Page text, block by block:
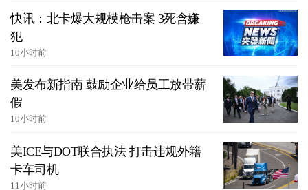
快讯：北卡爆大规模枪击案 3死含嫌
犯
10小时前
美发布新指南 鼓励企业给员工放带薪
假
10小时前
美ICE与DOT联合执法 打击违规外籍
卡车司机
11小时前